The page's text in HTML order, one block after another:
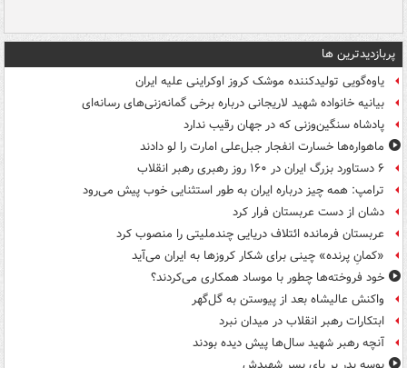
پربازدیدترین ها
یاوه‌گویی تولیدکننده موشک کروز اوکراینی علیه ایران
بیانیه خانواده شهید لاریجانی درباره برخی گمانه‌زنی‌های رسانه‌ای
پادشاه سنگین‌وزنی که در جهان رقیب ندارد
ماهواره‌ها خسارت انفجار جبل‌علی امارت را لو دادند
۶ دستاورد بزرگ ایران در ۱۶۰ روز رهبری رهبر انقلاب
ترامپ: همه چیز درباره ایران به طور استثنایی خوب پیش می‌رود
دشان از دست عربستان فرار کرد
عربستان فرمانده ائتلاف دریایی چندملیتی را منصوب کرد
«کمانِ پرنده» چینی برای شکار کروزها به ایران می‌آید
خود فروخته‌ها چطور با موساد همکاری می‌کردند؟
واکنش عالیشاه بعد از پیوستن به گل‌گهر
ابتکارات رهبر انقلاب در میدان نبرد
آنچه رهبر شهید سال‌ها پیش دیده بودند